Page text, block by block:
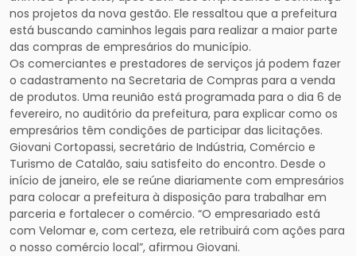
nos projetos da nova gestão. Ele ressaltou que a prefeitura
está buscando caminhos legais para realizar a maior parte
das compras de empresários do município.
Os comerciantes e prestadores de serviços já podem fazer
o cadastramento na Secretaria de Compras para a venda
de produtos. Uma reunião está programada para o dia 6 de
fevereiro, no auditório da prefeitura, para explicar como os
empresários têm condições de participar das licitações.
Giovani Cortopassi, secretário de Indústria, Comércio e
Turismo de Catalão, saiu satisfeito do encontro. Desde o
início de janeiro, ele se reúne diariamente com empresários
para colocar a prefeitura à disposição para trabalhar em
parceria e fortalecer o comércio. “O empresariado está
com Velomar e, com certeza, ele retribuirá com ações para
o nosso comércio local”, afirmou Giovani.